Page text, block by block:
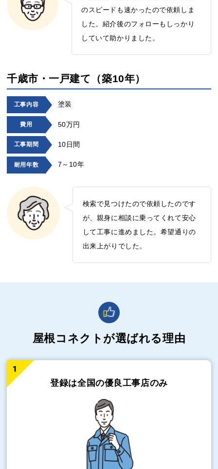
のスピードも速かったので依頼しま
した。紹介後のフォローもしっかり
していて助かりました。
千歳市・一戸建て（築10年）
工事内容 塗装
費用 50万円
工事期間 10日間
耐用年数 7～10年
検索で見つけたので依頼したのです
が、親身に相談に乗ってくれて安心
して工事に進めました。希望通りの
出来上がりでした。
屋根コネクトが選ばれる理由
登録は全国の優良工事店のみ